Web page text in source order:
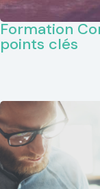
Formation
points clés